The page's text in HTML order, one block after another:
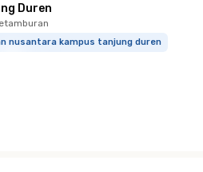
Duren
nusantara kampus tanjung duren